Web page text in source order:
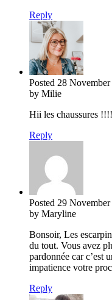
Reply
Posted 28
by Milie
Hii les chaussures !!!!
Reply
Posted 29
by Maryline
Bonsoir, Les
du tout. Vous avez
pardonnée car c’est
impatience votre
Reply